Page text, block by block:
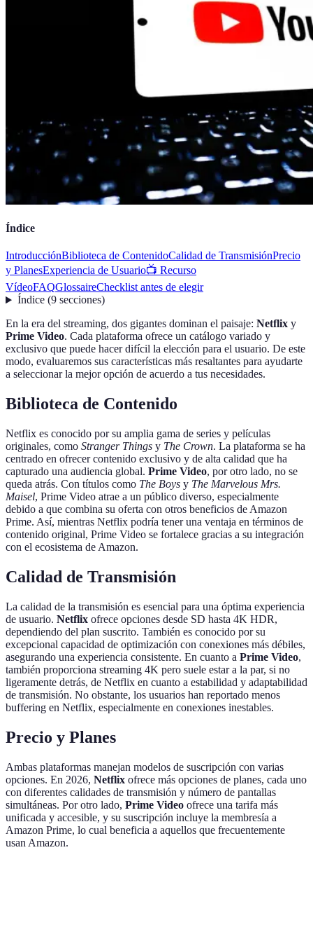
Índice
IntroducciónBiblioteca de ContenidoCalidad de TransmisiónPrecio
y PlanesExperiencia de Usuario📺 Recurso
VídeoFAQGlossaireChecklist antes de elegir
Índice(9 secciones)
En la era del streaming, dos gigantes dominan el paisaje: Netflix y
Prime Video. Cada plataforma ofrece un catálogo variado y
exclusivo que puede hacer difícil la elección para el usuario. De este
modo, evaluaremos sus características más resaltantes para ayudarte
a seleccionar la mejor opción de acuerdo a tus necesidades.
Biblioteca de Contenido
Netflix es conocido por su amplia gama de series y películas
originales, como Stranger Things y The Crown. La plataforma se ha
centrado en ofrecer contenido exclusivo y de alta calidad que ha
capturado una audiencia global. Prime Video, por otro lado, no se
queda atrás. Con títulos como The Boys y The Marvelous Mrs.
Maisel, Prime Video atrae a un público diverso, especialmente
debido a que combina su oferta con otros beneficios de Amazon
Prime. Así, mientras Netflix podría tener una ventaja en términos de
contenido original, Prime Video se fortalece gracias a su integración
con el ecosistema de Amazon.
Calidad de Transmisión
La calidad de la transmisión es esencial para una óptima experiencia
de usuario. Netflix ofrece opciones desde SD hasta 4K HDR,
dependiendo del plan suscrito. También es conocido por su
excepcional capacidad de optimización con conexiones más débiles,
asegurando una experiencia consistente. En cuanto a Prime Video,
también proporciona streaming 4K pero suele estar a la par, si no
ligeramente detrás, de Netflix en cuanto a estabilidad y adaptabilidad
de transmisión. No obstante, los usuarios han reportado menos
buffering en Netflix, especialmente en conexiones inestables.
Precio y Planes
Ambas plataformas manejan modelos de suscripción con varias
opciones. En 2026, Netflix ofrece más opciones de planes, cada uno
con diferentes calidades de transmisión y número de pantallas
simultáneas. Por otro lado, Prime Video ofrece una tarifa más
unificada y accesible, y su suscripción incluye la membresía a
Amazon Prime, lo cual beneficia a aquellos que frecuentemente
usan Amazon.